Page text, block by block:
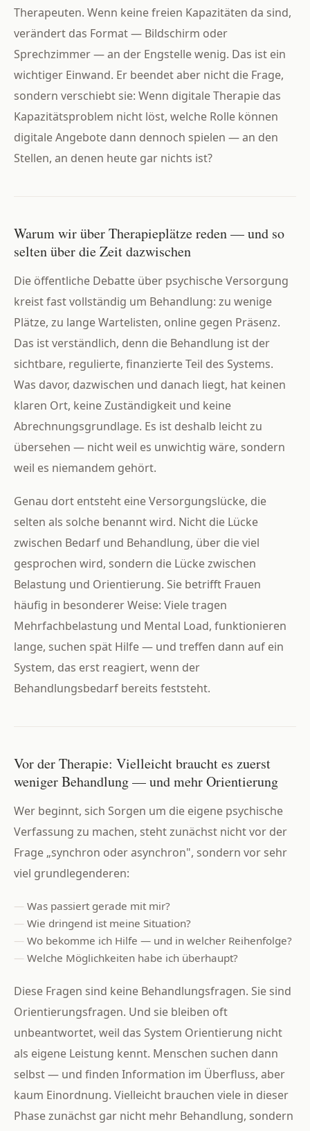
Therapeuten. Wenn keine freien Kapazitäten da sind,
verändert das Format — Bildschirm oder
Sprechzimmer — an der Engstelle wenig. Das ist ein
wichtiger Einwand. Er beendet aber nicht die Frage,
sondern verschiebt sie: Wenn digitale Therapie das
Kapazitätsproblem nicht löst, welche Rolle können
digitale Angebote dann dennoch spielen — an den
Stellen, an denen heute gar nichts ist?
Warum wir über Therapieplätze reden — und so
selten über die Zeit dazwischen
Die öffentliche Debatte über psychische Versorgung
kreist fast vollständig um Behandlung: zu wenige
Plätze, zu lange Wartelisten, online gegen Präsenz.
Das ist verständlich, denn die Behandlung ist der
sichtbare, regulierte, finanzierte Teil des Systems.
Was davor, dazwischen und danach liegt, hat keinen
klaren Ort, keine Zuständigkeit und keine
Abrechnungsgrundlage. Es ist deshalb leicht zu
übersehen — nicht weil es unwichtig wäre, sondern
weil es niemandem gehört.
Genau dort entsteht eine Versorgungslücke, die
selten als solche benannt wird. Nicht die Lücke
zwischen Bedarf und Behandlung, über die viel
gesprochen wird, sondern die Lücke zwischen
Belastung und Orientierung. Sie betrifft Frauen
häufig in besonderer Weise: Viele tragen
Mehrfachbelastung und Mental Load, funktionieren
lange, suchen spät Hilfe — und treffen dann auf ein
System, das erst reagiert, wenn der
Behandlungsbedarf bereits feststeht.
Vor der Therapie: Vielleicht braucht es zuerst
weniger Behandlung — und mehr Orientierung
Wer beginnt, sich Sorgen um die eigene psychische
Verfassung zu machen, steht zunächst nicht vor der
Frage „synchron oder asynchron", sondern vor sehr
viel grundlegenderen:
Was passiert gerade mit mir?
Wie dringend ist meine Situation?
Wo bekomme ich Hilfe — und in welcher Reihenfolge?
Welche Möglichkeiten habe ich überhaupt?
Diese Fragen sind keine Behandlungsfragen. Sie sind
Orientierungsfragen. Und sie bleiben oft
unbeantwortet, weil das System Orientierung nicht
als eigene Leistung kennt. Menschen suchen dann
selbst — und finden Information im Überfluss, aber
kaum Einordnung. Vielleicht brauchen viele in dieser
Phase zunächst gar nicht mehr Behandlung, sondern